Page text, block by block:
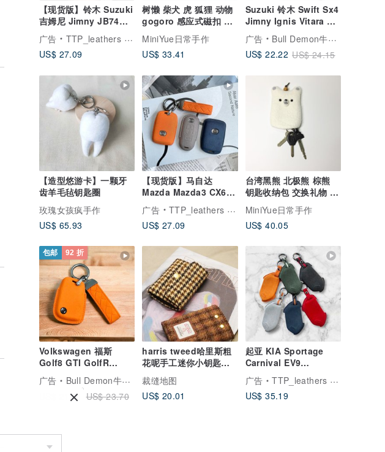
【现货版】铃木 Suzuki
吉姆尼 Jimny JB74
Nomad Ignis 钥匙皮套
广告
TTP_leathers 波赛顿手工皮件
US$ 27.09
树懒 柴犬 虎 狐狸 动物
gogoro 感应式磁扣 钥
匙套 附颈绳挂绳
MiniYue日常手作
US$ 33.41
Suzuki 铃木 Swift Sx4
Jimny Ignis Vitara 智
能钥匙皮套 汽车钥
广告
Bull Demon牛王钥匙皮套
US$ 22.22 US$ 24.15
【造型悠游卡】一颗牙
齿羊毛毡钥匙圈
玫瑰女孩疯手作
US$ 65.93
【现货版】马自达
Mazda Mazda3 CX60
MX5 CX5 CX30 CX3 车
钥匙包
广告
TTP_leathers 波赛顿手工皮件
US$ 27.09
台湾黑熊 北极熊 棕熊
钥匙收纳包 交换礼物 台
湾手工
MiniYue日常手作
US$ 40.05
包邮 92 折
Volkswagen 福斯
Golf8 GTI GolfR
Tiguan Rline 钥匙皮套
钥匙圈
广告
Bull Demon牛王钥匙皮套
US$ 21.81
US$ 23.70
harris tweed哈里斯粗
花呢手工迷你小钥匙包
多功能便携卡包钥匙扣
裁缝地图
US$ 20.01
起亚 KIA Sportage
Carnival EV9
Sportswagon 钥匙套
钥匙包
广告
TTP_leathers 波赛顿手工皮件
US$ 35.19